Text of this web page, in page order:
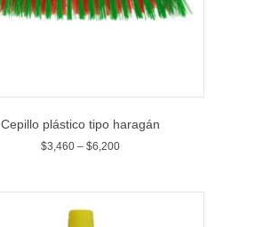
Cepillo plástico tipo haragán
$3,460– $6,200